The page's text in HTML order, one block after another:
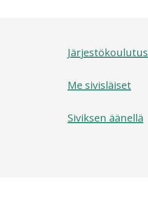
Järjestökoulutus
Me sivisläiset
Siviksen äänellä